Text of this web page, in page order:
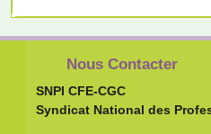
Nous Contacter
SNPI CFE-CGC
Syndicat National des